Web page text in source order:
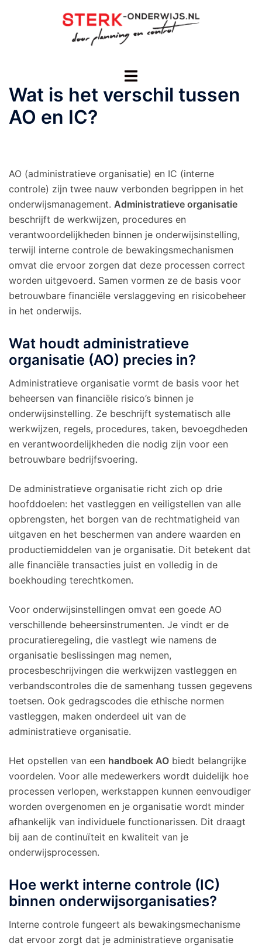
Toggle
Wat is het verschil tussen
AO en IC?
AO (administratieve organisatie) en IC (interne
controle) zijn twee nauw verbonden begrippen in het
onderwijsmanagement. Administratieve organisatie
beschrijft de werkwijzen, procedures en
verantwoordelijkheden binnen je onderwijsinstelling,
terwijl interne controle de bewakingsmechanismen
omvat die ervoor zorgen dat deze processen correct
worden uitgevoerd. Samen vormen ze de basis voor
betrouwbare financiële verslaggeving en risicobeheer
in het onderwijs.
Wat houdt administratieve
organisatie (AO) precies in?
Administratieve organisatie vormt de basis voor het
beheersen van financiële risico’s binnen je
onderwijsinstelling. Ze beschrijft systematisch alle
werkwijzen, regels, procedures, taken, bevoegdheden
en verantwoordelijkheden die nodig zijn voor een
betrouwbare bedrijfsvoering.
De administratieve organisatie richt zich op drie
hoofddoelen: het vastleggen en veiligstellen van alle
opbrengsten, het borgen van de rechtmatigheid van
uitgaven en het beschermen van andere waarden en
productiemiddelen van je organisatie. Dit betekent dat
alle financiële transacties juist en volledig in de
boekhouding terechtkomen.
Voor onderwijsinstellingen omvat een goede AO
verschillende beheersinstrumenten. Je vindt er de
procuratieregeling, die vastlegt wie namens de
organisatie beslissingen mag nemen,
procesbeschrijvingen die werkwijzen vastleggen en
verbandscontroles die de samenhang tussen gegevens
toetsen. Ook gedragscodes die ethische normen
vastleggen, maken onderdeel uit van de
administratieve organisatie.
Het opstellen van een handboek AO biedt belangrijke
voordelen. Voor alle medewerkers wordt duidelijk hoe
processen verlopen, werkstappen kunnen eenvoudiger
worden overgenomen en je organisatie wordt minder
afhankelijk van individuele functionarissen. Dit draagt
bij aan de continuïteit en kwaliteit van je
onderwijsprocessen.
Hoe werkt interne controle (IC)
binnen onderwijsorganisaties?
Interne controle fungeert als bewakingsmechanisme
dat ervoor zorgt dat je administratieve organisatie